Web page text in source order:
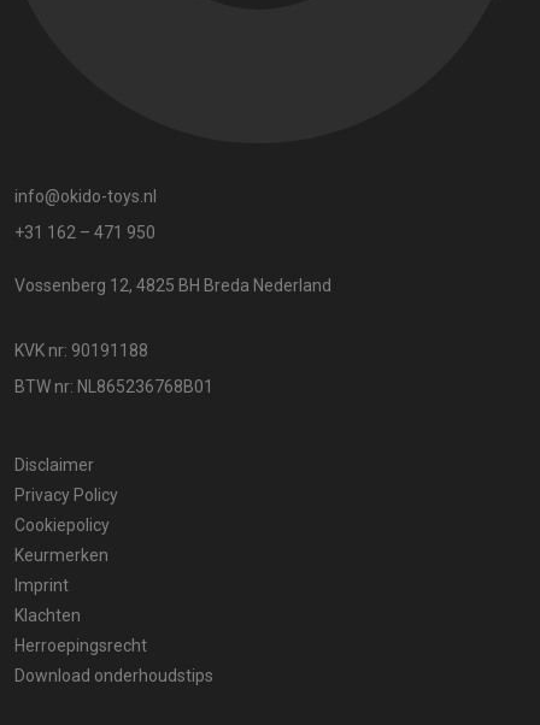
info@okido-toys.nl
+31 162 – 471 950
Vossenberg 12, 4825 BH Breda Nederland
KVK nr: 90191188
BTW nr: NL865236768B01
Disclaimer
Privacy Policy
Cookiepolicy
Keurmerken
Imprint
Klachten
Herroepingsrecht
Download onderhoudstips